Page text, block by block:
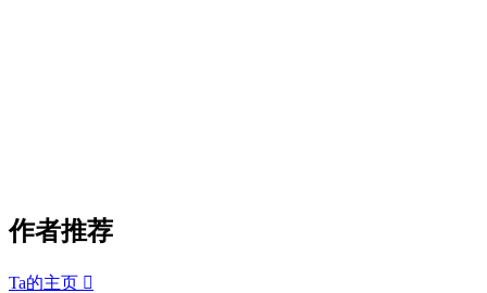
作者推荐
Ta的主页 